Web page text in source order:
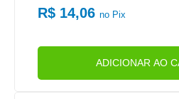
R$ 14,06no Pix
ADICIONAR AO